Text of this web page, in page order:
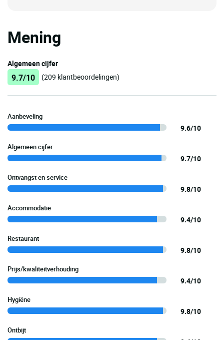
Mening
Algemeen cijfer
9.7/10 (209 klantbeoordelingen)
Aanbeveling
9.6/10
Algemeen cijfer
9.7/10
Ontvangst en service
9.8/10
Accommodatie
9.4/10
Restaurant
9.8/10
Prijs/kwaliteitverhouding
9.4/10
Hygiëne
9.8/10
Ontbijt